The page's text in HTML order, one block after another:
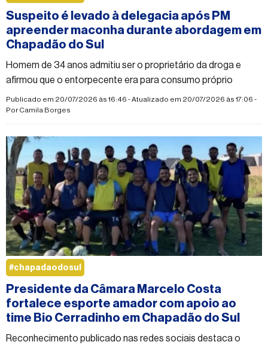
Suspeito é levado à delegacia após PM
apreender maconha durante abordagem em
Chapadão do Sul
Homem de 34 anos admitiu ser o proprietário da droga e
afirmou que o entorpecente era para consumo próprio
Publicado em 20/07/2026 às 16:46 - Atualizado em 20/07/2026 às 17:06 -
PorCamila Borges
Presidente da Câmara Marcelo Costa
fortalece esporte amador com apoio ao
time Bio Cerradinho em Chapadão do Sul
Reconhecimento publicado nas redes sociais destaca o
#chapadaodosul